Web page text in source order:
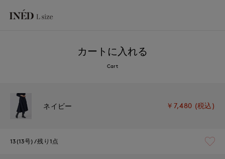
カートに入れる
Cart
ネイビー ￥7,480 (税込)
13(13号) 残り1点